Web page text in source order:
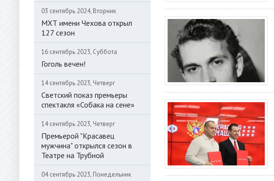
03 сентябрь 2024, Вторник
МХТ имени Чехова открыл
127 сезон
16 сентябрь 2023, Суббота
Гоголь вечен!
14 сентябрь 2023, Четверг
Светский показ премьеры
спектакля «Собака на сене»
14 сентябрь 2023, Четверг
Премьерой "Красавец
мужчина" открылся сезон в
Театре на Трубной
04 сентябрь 2023, Понедельник